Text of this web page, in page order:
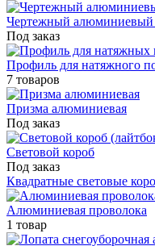
Чертежный алюминиевый
Под заказ
Профиль для натяжного
7 товаров
Призма алюминиевая
Под заказ
Световой короб
Под заказ
Квадратные световые
Алюминиевая проволока
1 товар